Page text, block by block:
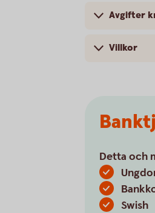
Avgifter
Villkor
Detta och
Swish